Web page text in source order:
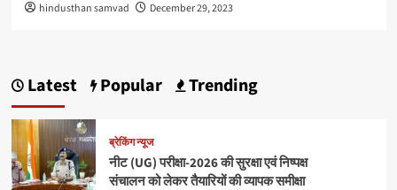
hindusthan samvad December 29, 2023
Latest Popular Trending
ब्रेकिंग न्यूज
नीट (UG) परीक्षा-2026 की सुरक्षा एवं निष्पक्ष
संचालन को लेकर तैयारियों की व्यापक समीक्षा